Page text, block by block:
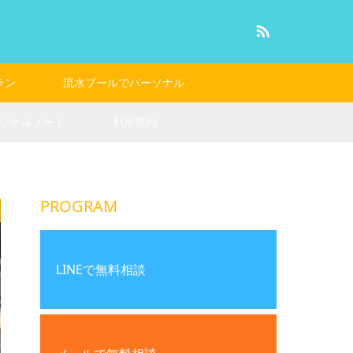
ン 流水プールでパーソナル
PROGRAM
LINEで無料相談